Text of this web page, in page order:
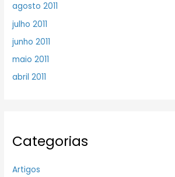
agosto 2011
julho 2011
junho 2011
maio 2011
abril 2011
Categorias
Artigos